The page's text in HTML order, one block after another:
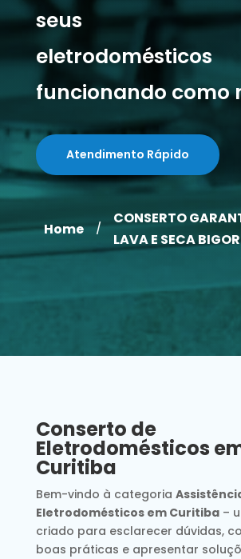
seus
eletrodomésticos
funcionando como
Atendimento Rápido
Home /
CONSERTO
LAVA E SECA
Conserto de
Eletrodomésticos
Curitiba
Bem-vindo à categoria
Eletrodomésticos em Curitiba–
criado para esclarecer dúvidas,
boas práticas e apresentar